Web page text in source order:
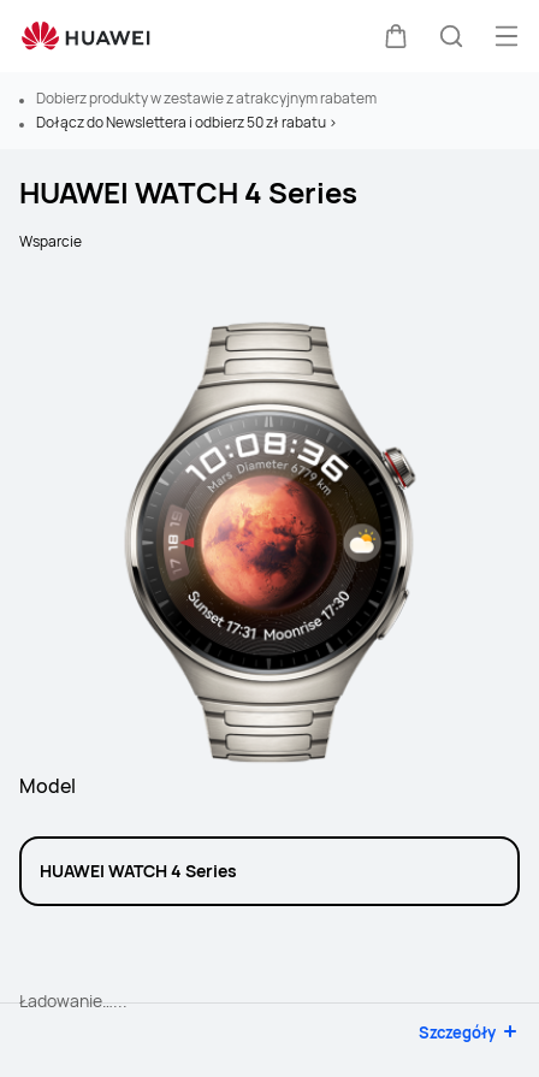
Dobierz produkty w zestawie z atrakcyjnym rabatem
Dołącz do Newslettera i odbierz 50 zł rabatu >
HUAWEI WATCH 4 Series
Wsparcie
Model
HUAWEI WATCH 4 Series
Ładowanie…...
Szczegóły